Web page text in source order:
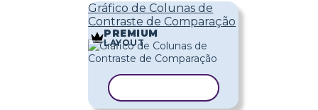
Gráfico de Colunas de
Contraste de Comparação
PREMIUM
LAYOUT